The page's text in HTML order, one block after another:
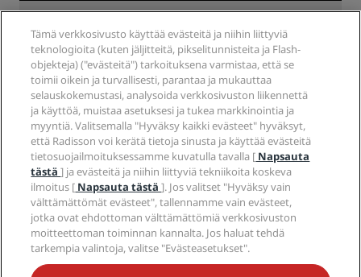
Tulevat hotellit
Radisson Hotels -sovellus
Sports Approved -hotellit
Perheystävälliset hotellit
Terveys ja turvallisuus
Radisson Hotel Group
Media
Työpaikat RHG
Työpaikat PPHE
Työpaikat EHL
The Club by RHG
Kehitysmahdollisuudet
Vastuullinen liiketoiminta
Hankinta
Tietosuojakeskus
Oikeudellinen huomautus
Radisson Rewards -ehdot
Sivuston käyttösopimus
Digitaalinen saavutettavuus
Nykyajan orjuutta koskeva lausunto
Ohje
Kuluttajailmoitukset
Ota yhteyttä
Usein kysytyt kysymykset
Sivustokartta
Sosiaalinen media
Radisson Hotels -brändit
Tämä verkkosivusto käyttää evästeitä ja niihin liittyviä
teknologioita (kuten jäljitteitä, pikselitunnisteita ja Flash-
objekteja) ("evästeitä") tarkoituksena varmistaa, että se
toimii oikein ja turvallisesti, parantaa ja mukauttaa
selauskokemustasi, analysoida verkkosivuston liikennettä
ja käyttöä, muistaa asetuksesi ja tukea markkinointia ja
myyntiä. Valitsemalla "Hyväksy kaikki evästeet" hyväksyt,
että Radisson voi kerätä tietoja sinusta ja käyttää evästeitä
tietosuojailmoituksessamme kuvatulla tavalla [ Napsauta
tästä] ja evästeitä ja niihin liittyviä tekniikoita koskeva
ilmoitus [ Napsauta tästä]. Jos valitset "Hyväksy vain
välttämättömät evästeet", tallennamme vain evästeet,
jotka ovat ehdottoman välttämättömiä verkkosivuston
moitteettoman toiminnan kannalta. Jos haluat tehdä
tarkempia valintoja, valitse "Evästeasetukset".